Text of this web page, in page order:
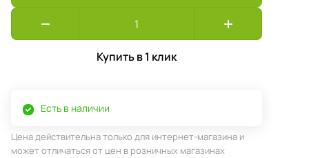
Купить в 1 клик
Есть в наличии
Цена действительна только для интернет-магазина и
может отличаться от цен в розничных магазинах